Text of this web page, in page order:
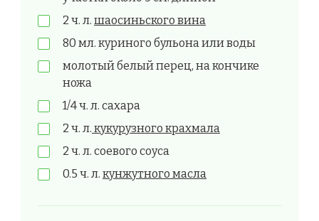
2 ч. л. шаосиньского вина
80 мл. куриного бульона или воды
молотый белый перец, на кончике
ножа
1/4 ч. л. сахара
2 ч. л. кукурузного крахмала
2 ч. л. соевого соуса
0.5 ч. л. кунжутного масла